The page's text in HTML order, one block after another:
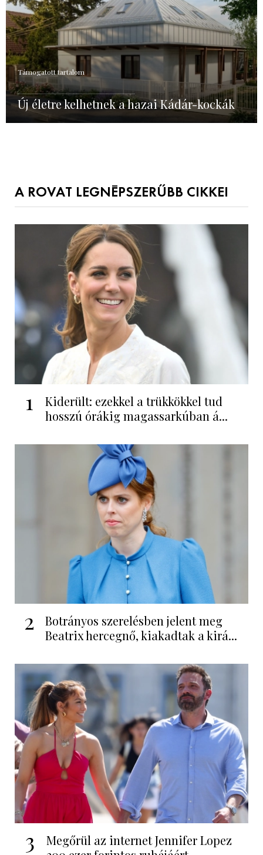
Támogatott tartalom
Új életre kelhetnek a hazai Kádár-kockák
A ROVAT LEGNÉPSZERŰBB CIKKEI
1
Kiderült: ezekkel a trükkökkel tud
hosszú órákig magassarkúban á...
2
Botrányos szerelésben jelent meg
Beatrix hercegnő, kiakadtak a kirá...
3
Megőrül az internet Jennifer Lopez